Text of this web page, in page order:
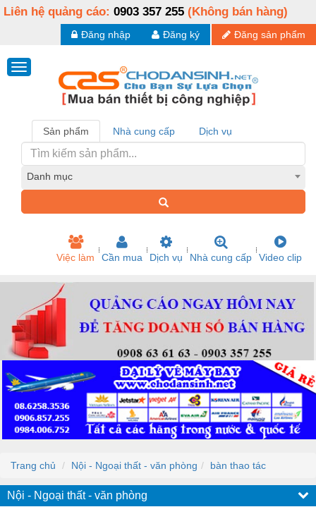
Liên hệ quảng cáo: 0903 357 255 (Không bán hàng)
Đăng sản phẩm
Đăng ký
Đăng nhập
Sản phẩm Nhà cung cấp Dịch vụ
Danh mục
Việc làm Cần mua Dịch vụ Nhà cung cấp Video clip
Trang chủ Nội - Ngoại thất - văn phòng bàn thao tác
Nội - Ngoại thất - văn phòng